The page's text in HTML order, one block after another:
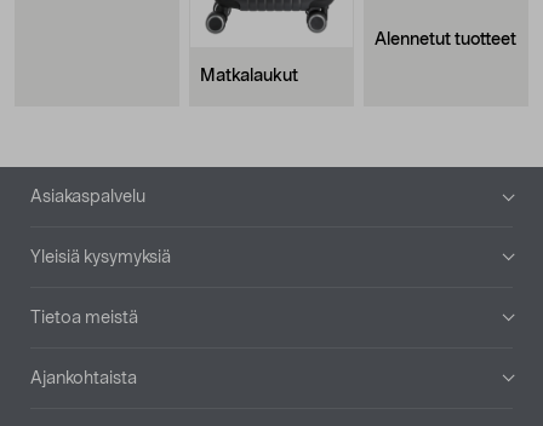
Matkalaukut
Alennetut tuotteet
Alatunniste
Asiakaspalvelu
Yleisiä kysymyksiä
Tietoa meistä
Ajankohtaista